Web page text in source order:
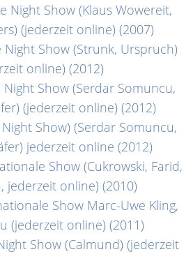
Night Show (Klaus Wowereit,
(jederzeit online) (2007)
Show (Strunk, Urspruch)
online) (2012)
Show (Serdar Somuncu,
(jederzeit online) (2012)
Show) (Serdar Somuncu,
jederzeit online (2012)
Show (Cukrowski, Farid,
jederzeit online) (2010)
Show Marc-Uwe Kling,
(jederzeit online) (2011)
Show (Calmund) (jederzeit